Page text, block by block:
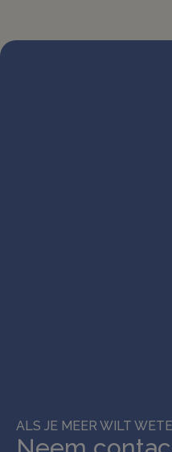
ALS JE MEER WILT